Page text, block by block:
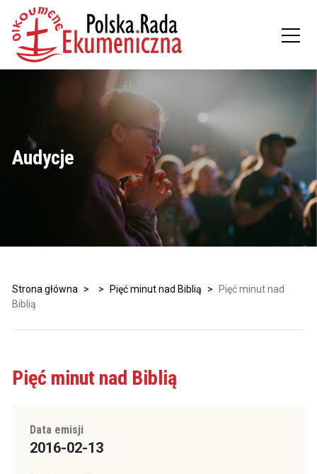
Audycje
Strona główna > > Pięć minut nad Biblią >
Pięć minut nad
Biblią
Pięć minut nad Biblią
Data emisji
2016-02-13